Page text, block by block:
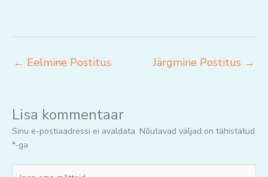
← Eelmine Postitus Järgmine Postitus →
Lisa kommentaar
Sinu e-postiaadressi ei avaldata. Nõutavad väljad on tähistatud
*-ga